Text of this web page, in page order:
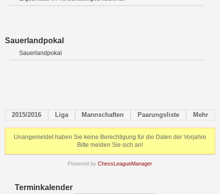
Sauerlandpokal
Sauerlandpokal
2015/2016 Liga Mannschaften Paarungsliste Mehr
Unangemeldet haben Sie keine Berechtigung für die Daten der Vorjahre
Bitte melden Sie sich an!
Powered by ChessLeagueManager
Terminkalender